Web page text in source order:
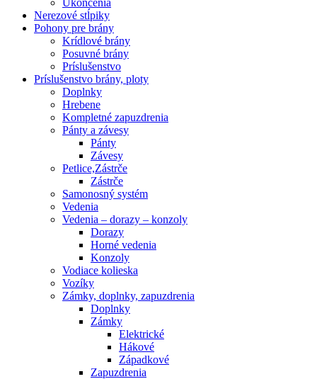
Ukončenia
Nerezové stĺpiky
Pohony pre brány
Krídlové brány
Posuvné brány
Príslušenstvo
Príslušenstvo brány, ploty
Doplnky
Hrebene
Kompletné zapuzdrenia
Pánty a závesy
Pánty
Závesy
Petlice,Zástrče
Zástrče
Samonosný systém
Vedenia
Vedenia – dorazy – konzoly
Dorazy
Horné vedenia
Konzoly
Vodiace kolieska
Vozíky
Zámky, doplnky, zapuzdrenia
Doplnky
Zámky
Elektrické
Hákové
Západkové
Zapuzdrenia